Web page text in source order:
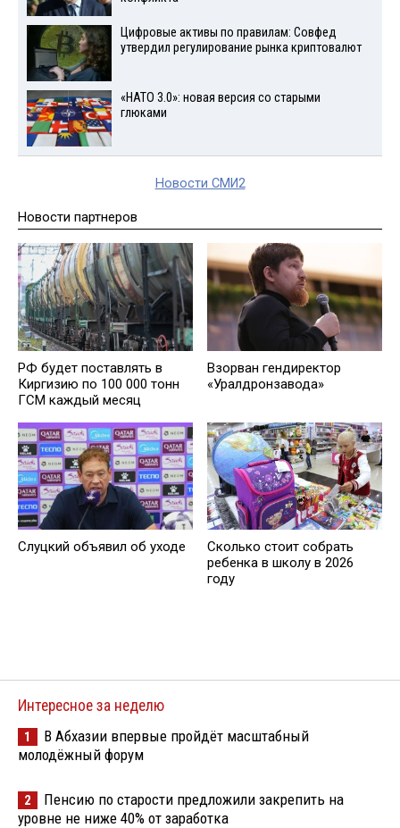
Цифровые активы по правилам: Совфед
утвердил регулирование рынка криптовалют
«НАТО 3.0»: новая версия со старыми
глюками
Новости СМИ2
Новости партнеров
РФ будет поставлять в
Киргизию по 100 000 тонн
ГСМ каждый месяц
Взорван гендиректор
«Уралдронзавода»
Слуцкий объявил об уходе
Сколько стоит собрать
ребенка в школу в 2026
году
Интересное за неделю
1
В Абхазии впервые пройдёт масштабный
молодёжный форум
2
Пенсию по старости предложили закрепить на
уровне не ниже 40% от заработка